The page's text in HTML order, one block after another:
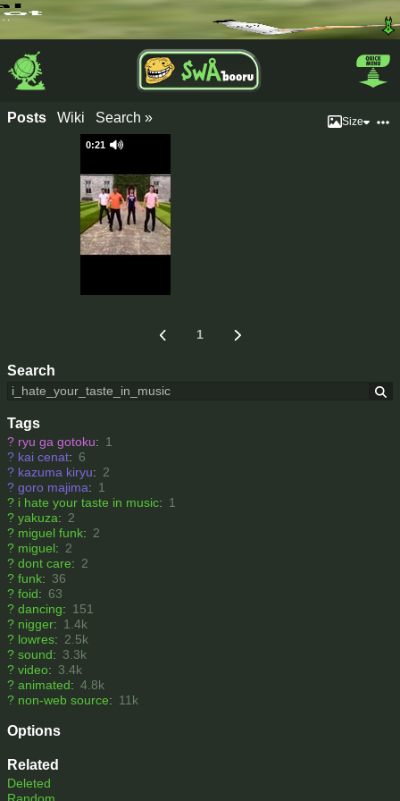
Search
Tags
? ryu ga gotoku: 1
? kai cenat: 6
? kazuma kiryu: 2
? goro majima: 1
? i hate your taste in music: 1
? yakuza: 2
? miguel funk: 2
? miguel: 2
? dont care: 2
? funk: 36
? foid: 63
? dancing: 151
? nigger: 1.4k
? lowres: 2.5k
? sound: 3.3k
? video: 3.4k
? animated: 4.8k
? non-web source: 11k
Options
Related
Deleted
Posts Wiki Search » Size
0:21
1